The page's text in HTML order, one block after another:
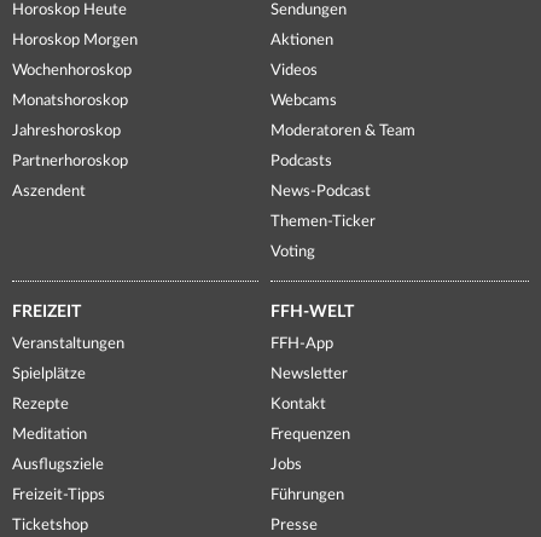
Horoskop Heute
Horoskop Morgen
Wochenhoroskop
Monatshoroskop
Jahreshoroskop
Partnerhoroskop
Aszendent
Sendungen
Aktionen
Videos
Webcams
Moderatoren & Team
Podcasts
News-Podcast
Themen-Ticker
Voting
FREIZEIT
Veranstaltungen
Spielplätze
Rezepte
Meditation
Ausflugsziele
Freizeit-Tipps
Ticketshop
FFH-WELT
FFH-App
Newsletter
Kontakt
Frequenzen
Jobs
Führungen
Presse